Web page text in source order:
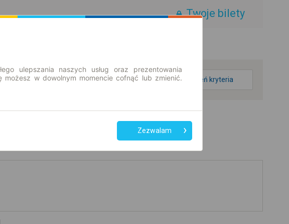
Twoje bilety
zmień kryteria
ulepszania naszych usług oraz prezentowania
możesz w dowolnym momencie cofnąć lub zmienić.
Zezwalam